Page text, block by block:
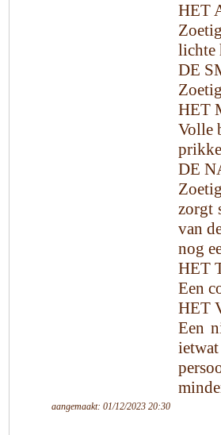
HET
lichte
DE
HET
Volle
DE
zorgt
van
nog
HET
Een
HET
Een
aangemaakt: 01/12/2023 20:30